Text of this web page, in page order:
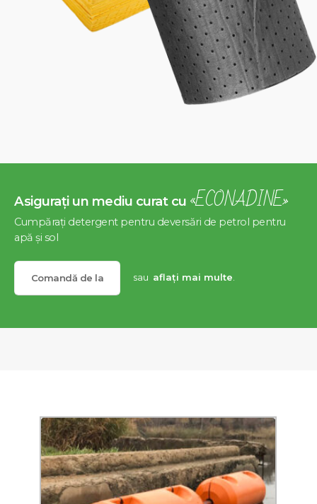
Asigurați un mediu curat cu «ECONADINE»
Cumpărați detergent pentru deversări de petrol pentru
apă și sol
Comandă de la sau aflați mai multe